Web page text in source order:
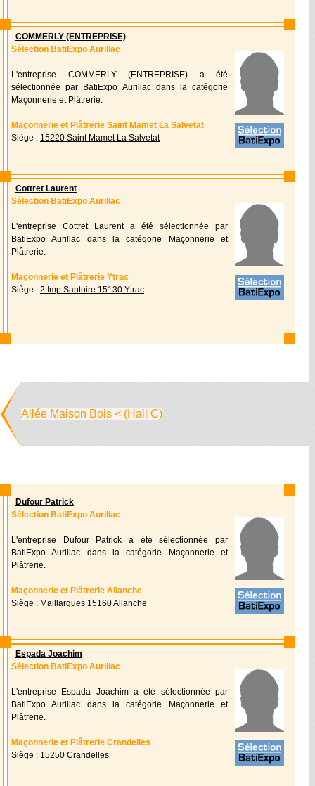
COMMERLY (ENTREPRISE)
Sélection BatiExpo Aurillac
L'entreprise COMMERLY (ENTREPRISE) a été
sélectionnée par BatiExpo Aurillac dans la catégorie
Maçonnerie et Plâtrerie.
Maçonnerie et Plâtrerie Saint Mamet La Salvetat
Siège : 15220 Saint Mamet La Salvetat
Cottret Laurent
Sélection BatiExpo Aurillac
L'entreprise Cottret Laurent a été sélectionnée par
BatiExpo Aurillac dans la catégorie Maçonnerie et
Plâtrerie.
Maçonnerie et Plâtrerie Ytrac
Siège : 2 Imp Santoire 15130 Ytrac
Allée Maison Bois < (Hall C)
Dufour Patrick
Sélection BatiExpo Aurillac
L'entreprise Dufour Patrick a été sélectionnée par
BatiExpo Aurillac dans la catégorie Maçonnerie et
Plâtrerie.
Maçonnerie et Plâtrerie Allanche
Siège : Maillargues 15160 Allanche
Espada Joachim
Sélection BatiExpo Aurillac
L'entreprise Espada Joachim a été sélectionnée par
BatiExpo Aurillac dans la catégorie Maçonnerie et
Plâtrerie.
Maçonnerie et Plâtrerie Crandelles
Siège : 15250 Crandelles